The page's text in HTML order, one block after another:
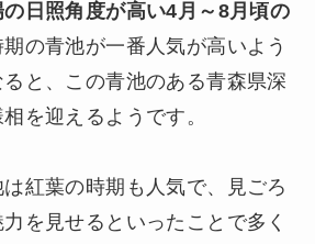
日照角度が高い4月～8月頃の
の青池が一番人気が高いよう
と、この青池のある青森県深
を迎えるようです。
紅葉の時期も人気で、見ごろ
を見せるといったことで多く